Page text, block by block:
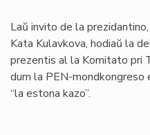
Laŭ invito de la prezidantino,
Kata Kulavkova, hodiaŭ la
prezentis al la Komitato pri
dum la PEN-mondkongreso
“la estona kazo”.